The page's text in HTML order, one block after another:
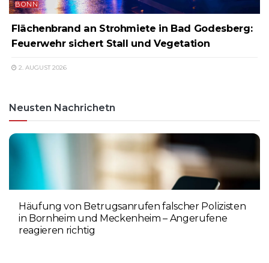
BONN
Flächenbrand an Strohmiete in Bad Godesberg:
Feuerwehr sichert Stall und Vegetation
2. AUGUST 2026
Neusten Nachrichetn
Häufung von Betrugsanrufen falscher Polizisten
in Bornheim und Meckenheim – Angerufene
reagieren richtig